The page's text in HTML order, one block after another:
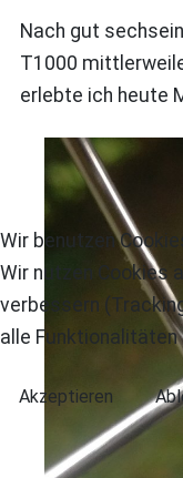
Nach gut
T1000
erlebte ich heute
Wir benutzen Cookies
Wir nutzen Cookies
verbessern
alle
Akzeptieren